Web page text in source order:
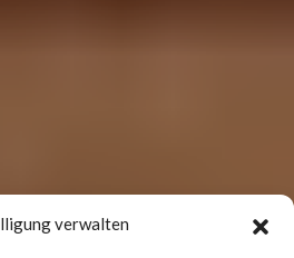
verwalten